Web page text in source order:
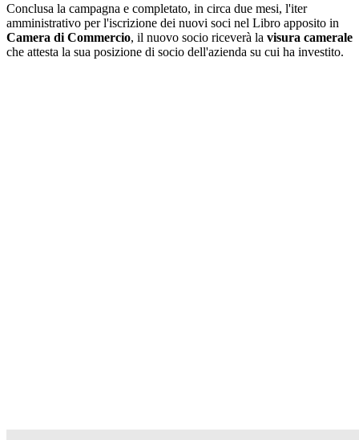
Conclusa la campagna e completato, in circa due mesi, l'iter
amministrativo per l'iscrizione dei nuovi soci nel Libro apposito in
Camera di Commercio, il nuovo socio riceverà la visura camerale
che attesta la sua posizione di socio dell'azienda su cui ha investito.